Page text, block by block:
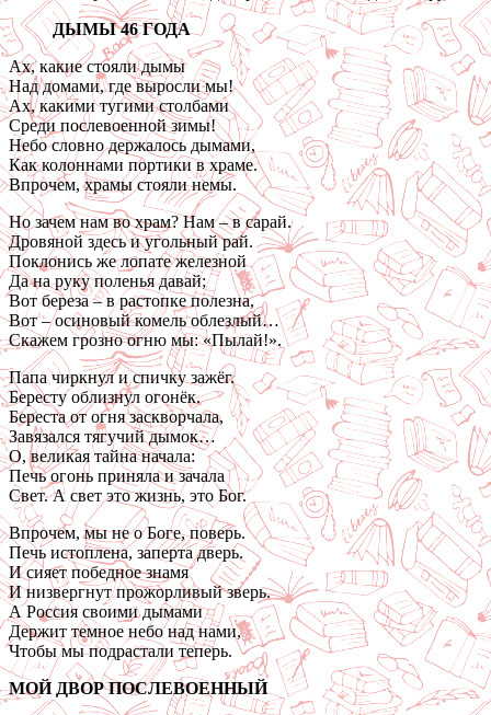
ДЫМЫ 46 ГОДА
Ах, какие стояли дымы
Над домами, где выросли мы!
Ах, какими тугими столбами
Среди послевоенной зимы!
Небо словно держалось дымами,
Как колоннами портики в храме.
Впрочем, храмы стояли немы.
Но зачем нам во храм? Нам – в сарай.
Дровяной здесь и угольный рай.
Поклонись же лопате железной
Да на руку поленья давай;
Вот береза – в растопке полезна,
Вот – осиновый комель облезлый…
Скажем грозно огню мы: «Пылай!».
Папа чиркнул и спичку зажёг.
Бересту облизнул огонёк.
Береста от огня заскворчала,
Завязался тягучий дымок…
О, великая тайна начала:
Печь огонь приняла и зачала
Свет. А свет это жизнь, это Бог.
Впрочем, мы не о Боге, поверь.
Печь истоплена, заперта дверь.
И сияет победное знамя
И низвергнут прожорливый зверь.
А Россия своими дымами
Держит темное небо над нами,
Чтобы мы подрастали теперь.
МОЙ ДВОР ПОСЛЕВОЕННЫЙ